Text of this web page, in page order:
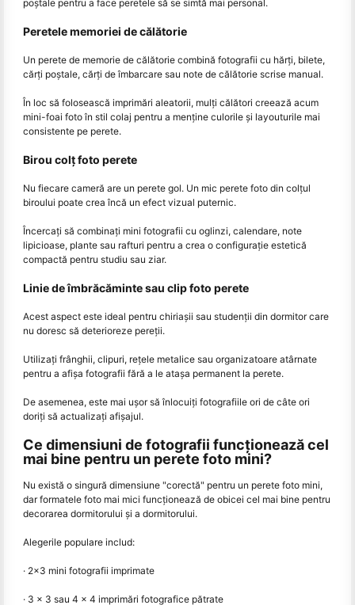
poștale pentru a face peretele să se simtă mai personal.
Peretele memoriei de călătorie
Un perete de memorie de călătorie combină fotografii cu hărți, bilete,
cărți poștale, cărți de îmbarcare sau note de călătorie scrise manual.
În loc să folosească imprimări aleatorii, mulți călători creează acum
mini-foai foto în stil colaj pentru a menține culorile și layouturile mai
consistente pe perete.
Birou colț foto perete
Nu fiecare cameră are un perete gol. Un mic perete foto din colțul
biroului poate crea încă un efect vizual puternic.
Încercați să combinați mini fotografii cu oglinzi, calendare, note
lipicioase, plante sau rafturi pentru a crea o configurație estetică
compactă pentru studiu sau ziar.
Linie de îmbrăcăminte sau clip foto perete
Acest aspect este ideal pentru chiriașii sau studenții din dormitor care
nu doresc să deterioreze pereții.
Utilizați frânghii, clipuri, rețele metalice sau organizatoare atârnate
pentru a afișa fotografii fără a le atașa permanent la perete.
De asemenea, este mai ușor să înlocuiți fotografiile ori de câte ori
doriți să actualizați afișajul.
Ce dimensiuni de fotografii funcționează cel
mai bine pentru un perete foto mini?
Nu există o singură dimensiune "corectă" pentru un perete foto mini,
dar formatele foto mai mici funcționează de obicei cel mai bine pentru
decorarea dormitorului și a dormitorului.
Alegerile populare includ:
· 2×3 mini fotografii imprimate
· 3 × 3 sau 4 × 4 imprimări fotografice pătrate